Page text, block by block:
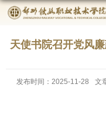
天使书院召开党风
发布时间：2025-11-28 文